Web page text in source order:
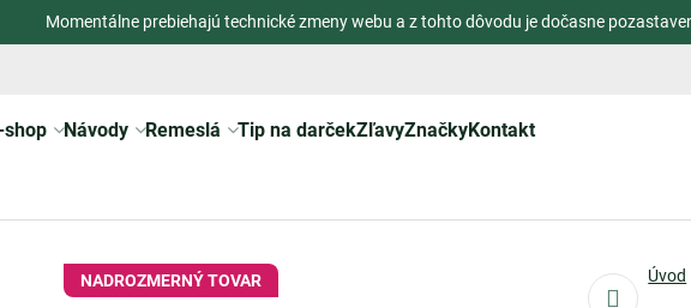
Momentálne prebiehajú technické zmeny webu a z tohto dôvodu je dočasne
shop Návody Remeslá Tip na darčekZľavyZnačkyKontakt
NADROZMERNÝ TOVAR Úvod